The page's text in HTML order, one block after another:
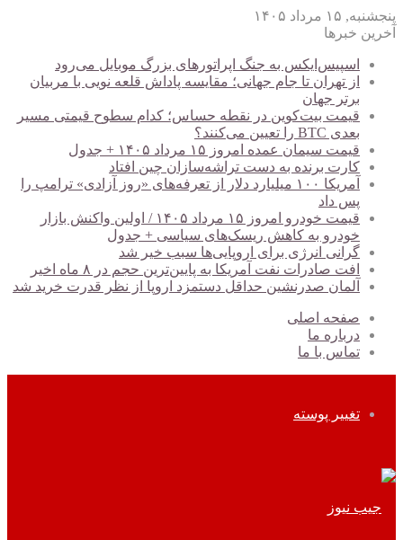
پنجشنبه, ۱۵ مرداد ۱۴۰۵
آخرین خبرها
اسپیس‌ایکس به جنگ اپراتورهای بزرگ موبایل می‌رود
از تهران تا جام جهانی؛ مقایسه پاداش قلعه نویی با مربیان
برتر جهان
قیمت بیت‌کوین در نقطه حساس؛ کدام سطوح قیمتی مسیر
بعدی BTC را تعیین می‌کنند؟
قیمت سیمان عمده امروز ۱۵ مرداد ۱۴۰۵ + جدول
کارت برنده به دست تراشه‌سازان چین افتاد
آمریکا ۱۰۰ میلیارد دلار از تعرفه‌های «روز آزادی» ترامپ را
پس داد
قیمت خودرو امروز ۱۵ مرداد ۱۴۰۵ / اولین واکنش بازار
خودرو به کاهش ریسک‌های سیاسی + جدول
گرانی انرژی برای اروپایی‌ها سبب خیر شد
افت صادرات نفت آمریکا به پایین‌ترین حجم در ۸ ماه اخیر
آلمان صدرنشین حداقل دستمزد اروپا از نظر قدرت خرید شد
صفحه اصلی
درباره ما
تماس با ما
تغییر پوسته